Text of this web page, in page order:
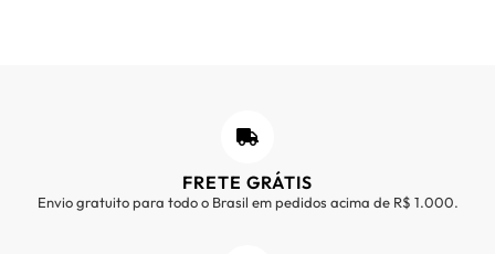
FRETE GRÁTIS
Envio gratuito para todo o Brasil em pedidos acima de R$ 1.000.